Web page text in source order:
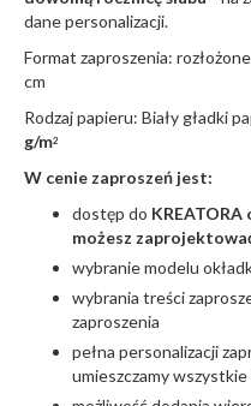
dane personalizacji.
Format zaproszenia:
cm
Rodzaj papieru: Biały gładki
g/m2
W cenie zaproszeń jest:
dostęp do
możesz
wybranie modelu
wybrania treści
zaproszenia
pełna personalizacji
umieszczamy